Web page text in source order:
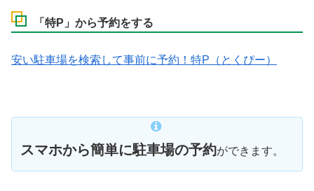
「特P」から予約をする
安い駐車場を検索して事前に予約！特P（とくぴー）
スマホから簡単に駐車場の予約ができます。